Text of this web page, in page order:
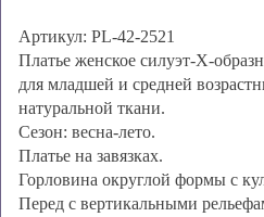
Артикул: PL-42-2521
Платье женское силуэт-X-
для младшей и средней
натуральной ткани.
Сезон: весна-лето.
Платье на завязках.
Горловина округлой формы с
Перед с вертикальными